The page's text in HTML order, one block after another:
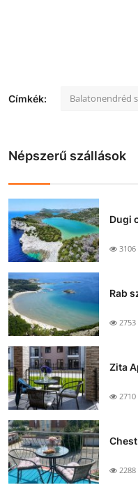
Címkék: Balatonendréd
Népszerű szállások
Dugi
Rab
Zita